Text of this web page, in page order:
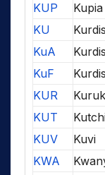
KUP
KU
KuA
KuF
KUR
KUT
KUV
Kuvi
KWA